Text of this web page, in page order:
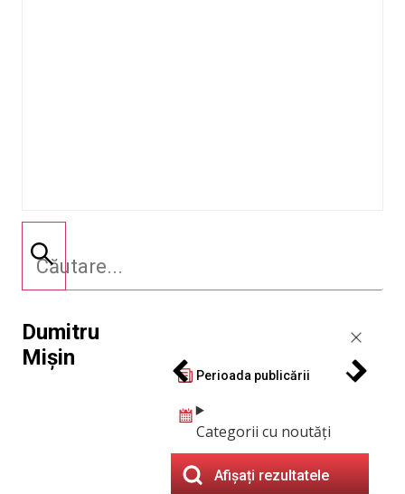
Dumitru
Mișin
Perioada publicării
Categorii cu noutăți
Afișați rezultatele